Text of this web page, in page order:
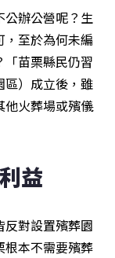
公辦公營呢？生
至於為何未編
苗栗縣民仍習
區）成立後，雖
他火葬場或殯儀
益
對設置殯葬園
根本不需要殯葬